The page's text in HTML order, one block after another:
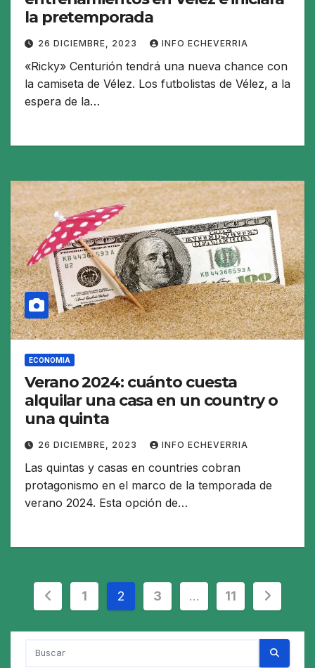
la pretemporada
26 DICIEMBRE, 2023 INFO ECHEVERRIA
«Ricky» Centurión tendrá una nueva chance con
la camiseta de Vélez. Los futbolistas de Vélez, a la
espera de la…
ECONOMIA
Verano 2024: cuánto cuesta
alquilar una casa en un country o
una quinta
26 DICIEMBRE, 2023 INFO ECHEVERRIA
Las quintas y casas en countries cobran
protagonismo en el marco de la temporada de
verano 2024. Esta opción de…
Paginación
de
entradas
1 2 3 … 11